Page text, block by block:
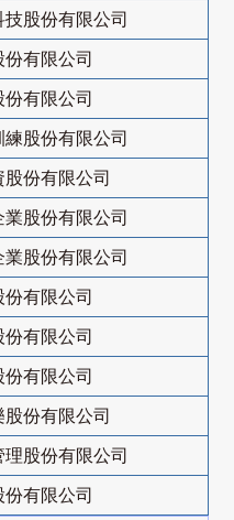
股份有限公司
有限公司
有限公司
股份有限公司
份有限公司
股份有限公司
股份有限公司
有限公司
有限公司
有限公司
份有限公司
股份有限公司
有限公司